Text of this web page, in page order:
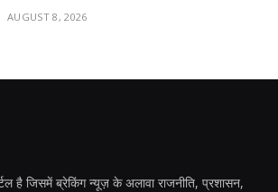
AUGUST 8, 2026
है जिसमें ब्रेकिंग न्यूज़ के अलावा राजनीति, प्रशासन,